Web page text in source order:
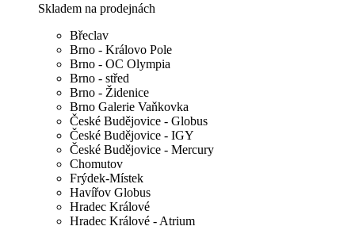
Skladem na prodejnách
Břeclav
Brno - Královo Pole
Brno - OC Olympia
Brno - střed
Brno - Židenice
Brno Galerie Vaňkovka
České Budějovice - Globus
České Budějovice - IGY
České Budějovice - Mercury
Chomutov
Frýdek-Místek
Havířov Globus
Hradec Králové
Hradec Králové - Atrium